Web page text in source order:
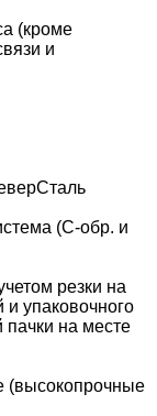
(кроме
и
(С-обр. и
резки на
и упаковочного
пачки на месте
(высокопрочные